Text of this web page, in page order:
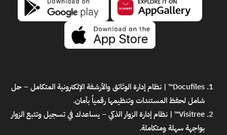
Docufiles™ | نظام إدارة الوثائق والأرشفة الإلكترونية المتكامل
– حل
شامل لحفظ المستندات وتنظيمها رقمياً بأمان.
Visitree™ | نظام إدارة الزوار الذكي
– يساعدك في تسجيل وتتبع الزوار
بواجهة سهلة ومتكاملة.